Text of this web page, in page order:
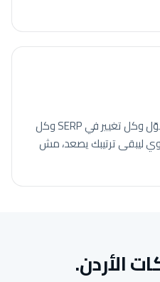
جوجل يحدّث شهريًا. نتابع كل تحوّل وكل تغيير في SERP وكل
ليبقى ترتيبك يصعد، مش
الأردن.